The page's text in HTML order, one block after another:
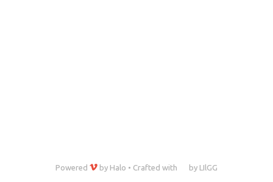
Powered by Halo • Crafted with by LIlGG